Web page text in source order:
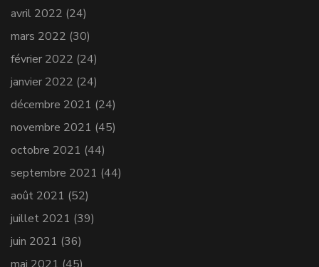
avril 2022 (24)
mars 2022 (30)
février 2022 (24)
janvier 2022 (24)
décembre 2021 (24)
novembre 2021 (45)
octobre 2021 (44)
septembre 2021 (44)
août 2021 (52)
juillet 2021 (39)
juin 2021 (36)